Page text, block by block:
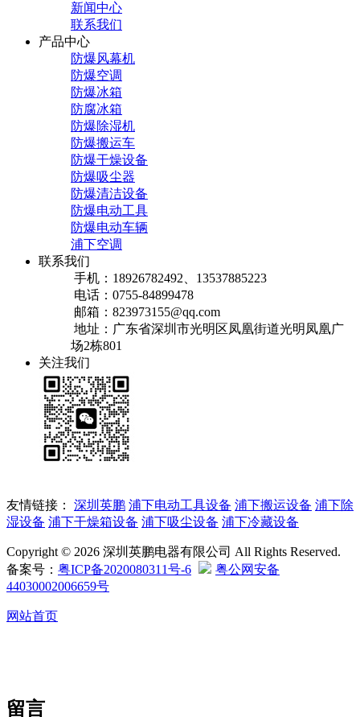
新闻中心
联系我们
产品中心
防爆风幕机
防爆空调
防爆冰箱
防腐冰箱
防爆除湿机
防爆搬运车
防爆干燥设备
防爆吸尘器
防爆清洁设备
防爆电动工具
防爆电动车辆
浦下空调
联系我们
手机：18926782492、13537885223
电话：0755-84899478
邮箱：823973155@qq.com
地址：广东省深圳市光明区凤凰街道光明凤凰广
场2栋801
关注我们
友情链接： 深圳英鹏 浦下电动工具设备 浦下搬运设备 浦下除
湿设备 浦下干燥箱设备 浦下吸尘设备 浦下冷藏设备
Copyright © 2026 深圳英鹏电器有限公司 All Rights Reserved.
备案号： 粤ICP备2020080311号-6
粤公网安备
44030002006659号
网站首页
留言